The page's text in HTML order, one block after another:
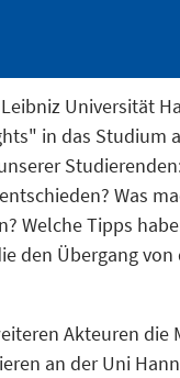
Universität
in das Studium
Was
Welche Tipps
den Übergang
Akteuren die
an der Uni